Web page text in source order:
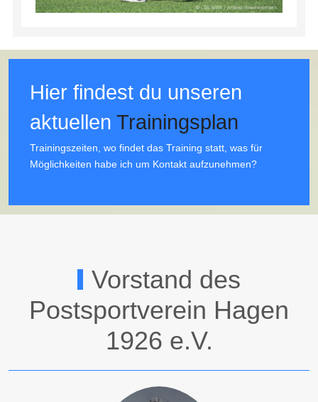
Hier findest du unseren
aktuellen Trainingsplan
Trainingszeiten, wo findet das Training statt, was für
Möglichkeiten habe ich um Kontakt aufzunehmen?
Vorstand des
Postsportverein Hagen
1926 e.V.